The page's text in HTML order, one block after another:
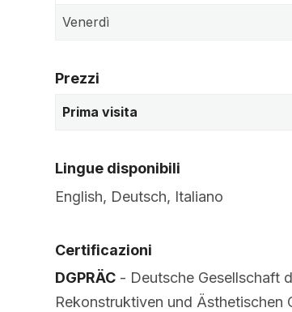
Venerdì
Prezzi
Prima visita
Lingue disponibili
English, Deutsch, Italiano
Certificazioni
DGPRÄC - Deutsche Gesellschaft
Rekonstruktiven und Ästhetischen